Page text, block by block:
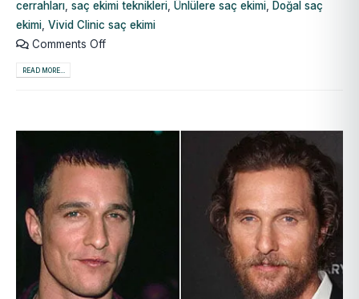
cerrahları saç ekimi teknikleri Ünlülere saç ekimi
Doğal saç
ekimi Vivid Clinic saç ekimi
Comments Off
READ MORE...